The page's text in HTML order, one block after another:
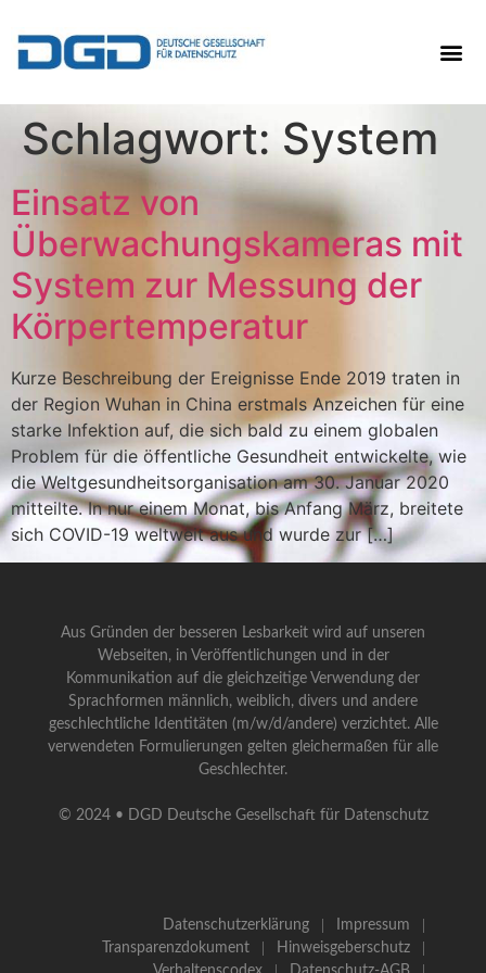
Schlagwort: System
Einsatz von
Überwachungskameras mit
System zur Messung der
Körpertemperatur
Kurze Beschreibung der Ereignisse Ende 2019 traten in
der Region Wuhan in China erstmals Anzeichen für eine
starke Infektion auf, die sich bald zu einem globalen
Problem für die öffentliche Gesundheit entwickelte, wie
die Weltgesundheitsorganisation am 30. Januar 2020
mitteilte. In nur einem Monat, bis Anfang März, breitete
sich COVID-19 weltweit aus und wurde zur […]
Aus Gründen der besseren Lesbarkeit wird auf unseren
Webseiten, in Veröffentlichungen und in der
Kommunikation auf die gleichzeitige Verwendung der
Sprachformen männlich, weiblich, divers und andere
geschlechtliche Identitäten (m/w/d/andere) verzichtet. Alle
verwendeten Formulierungen gelten gleichermaßen für alle
Geschlechter.
© 2024 • DGD Deutsche Gesellschaft für Datenschutz
Datenschutzerklärung
Impressum
Transparenzdokument
Hinweisgeberschutz